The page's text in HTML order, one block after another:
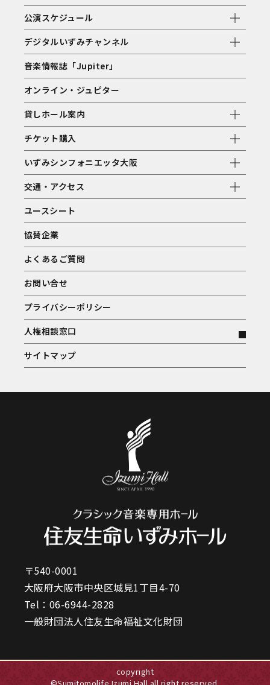
公演スケジュール
デジタルいずみチャンネル
音楽情報誌「Jupiter」
オンライン・ジュピター
貸しホール案内
チケット購入
いずみシンフォニエッタ大阪
交通・アクセス
ユースシート
協賛企業
よくあるご質問
お問い合せ
プライバシーポリシー
人権相談窓口
サイトマップ
〒540-0001
大阪府大阪市中央区城見1丁目4-70
Tel： 06-6944-2828
一般財団法人住友生命福祉文化財団
copyright